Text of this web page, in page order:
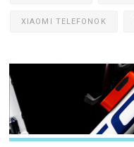
XIAOMI TELEFONOK